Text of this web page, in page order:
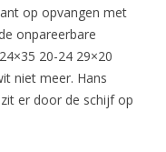
op opvangen met
onpareerbare
20-24 29×20
niet meer. Hans
er door de schijf op